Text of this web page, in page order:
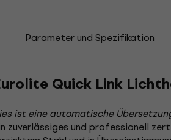
Parameter und Spezifikation
Quick Link
ist eine automatische
zuverlässiges und professionell